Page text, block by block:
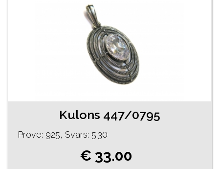
Kulons 447/0795
Prove: 925, Svars: 5.30
€ 33.00